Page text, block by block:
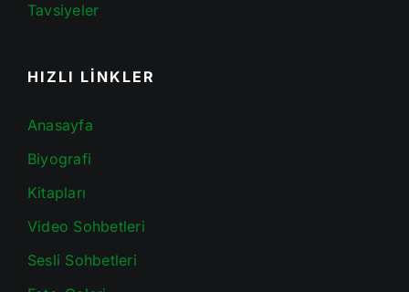
Tavsiyeler
HIZLI LİNKLER
Anasayfa
Biyografi
Kitapları
Video Sohbetleri
Sesli Sohbetleri